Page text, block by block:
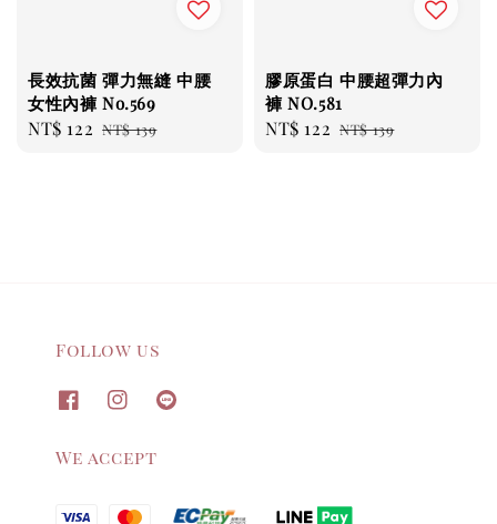
長效抗菌 彈力無縫 中腰
女性內褲 No.569
Sale
NT$ 122 Regular
NT$ 139
膠原蛋白 中腰超彈力內
褲 NO.581
Sale
NT$ 122 Regular
NT$ 139
Follow us
We accept